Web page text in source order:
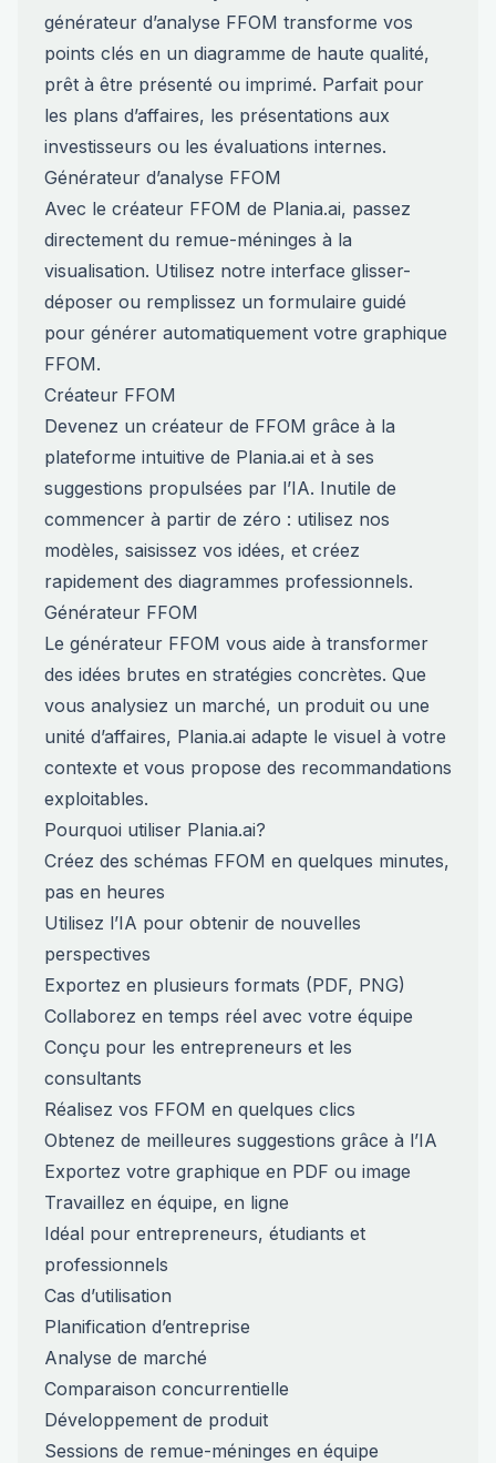
générateur d’analyse FFOM transforme vos
points clés en un diagramme de haute qualité,
prêt à être présenté ou imprimé. Parfait pour
les plans d’affaires, les présentations aux
investisseurs ou les évaluations internes.
Générateur d’analyse FFOM
Avec le créateur FFOM de Plania.ai, passez
directement du remue-méninges à la
visualisation. Utilisez notre interface glisser-
déposer ou remplissez un formulaire guidé
pour générer automatiquement votre graphique
FFOM.
Créateur FFOM
Devenez un créateur de FFOM grâce à la
plateforme intuitive de Plania.ai et à ses
suggestions propulsées par l’IA. Inutile de
commencer à partir de zéro : utilisez nos
modèles, saisissez vos idées, et créez
rapidement des diagrammes professionnels.
Générateur FFOM
Le générateur FFOM vous aide à transformer
des idées brutes en stratégies concrètes. Que
vous analysiez un marché, un produit ou une
unité d’affaires, Plania.ai adapte le visuel à votre
contexte et vous propose des recommandations
exploitables.
Pourquoi utiliser Plania.ai?
Créez des schémas FFOM en quelques minutes,
pas en heures
Utilisez l’IA pour obtenir de nouvelles
perspectives
Exportez en plusieurs formats (PDF, PNG)
Collaborez en temps réel avec votre équipe
Conçu pour les entrepreneurs et les
consultants
Réalisez vos FFOM en quelques clics
Obtenez de meilleures suggestions grâce à l’IA
Exportez votre graphique en PDF ou image
Travaillez en équipe, en ligne
Idéal pour entrepreneurs, étudiants et
professionnels
Cas d’utilisation
Planification d’entreprise
Analyse de marché
Comparaison concurrentielle
Développement de produit
Sessions de remue-méninges en équipe